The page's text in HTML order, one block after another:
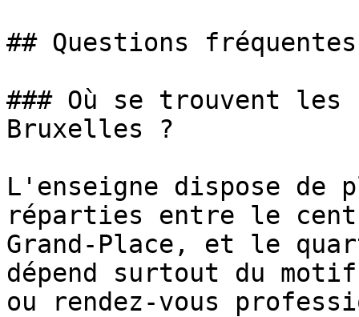
## Questions fréquentes
### Où se trouvent les
Bruxelles ?
L'enseigne dispose
réparties entre le
Grand-Place, et le
dépend surtout du
ou rendez-vous